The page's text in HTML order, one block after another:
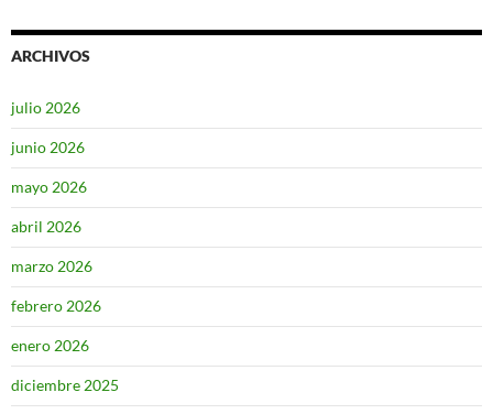
ARCHIVOS
julio 2026
junio 2026
mayo 2026
abril 2026
marzo 2026
febrero 2026
enero 2026
diciembre 2025